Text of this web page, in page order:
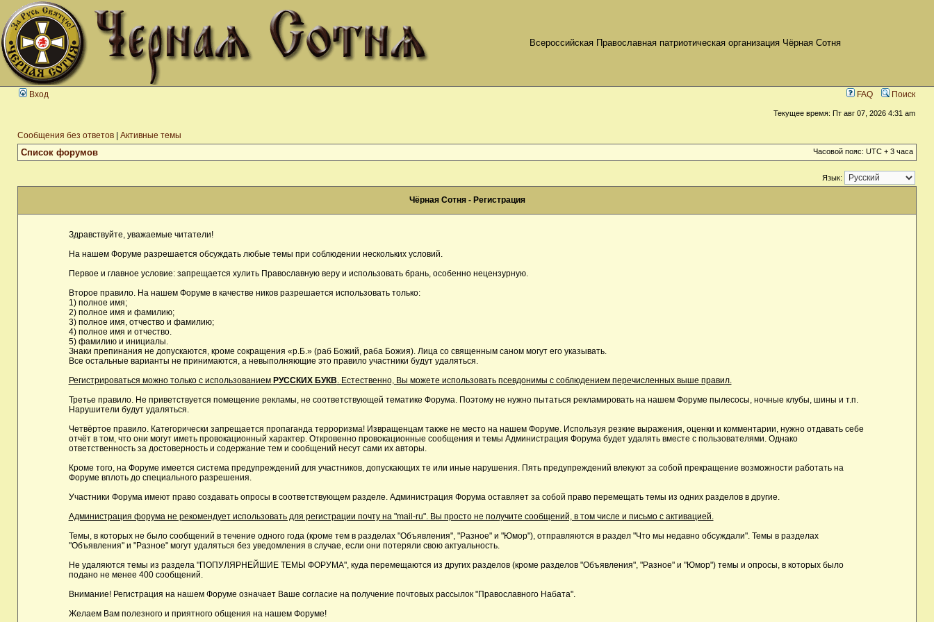
Всероссийская Православная патриотическая организация Чёрная Сотня
Вход FAQ Поиск
Текущее время: Пт авг 07, 2026 4:31 am
Сообщения без ответов Активные темы
Список форумов Часовой пояс: UTC + 3 часа
Язык:
Чёрная Сотня - Регистрация
Здравствуйте, уважаемые читатели!
На нашем Форуме разрешается обсуждать любые темы при соблюдении нескольких условий.
Первое и главное условие: запрещается хулить Православную веру и использовать брань, особенно нецензурную.
Второе правило. На нашем Форуме в качестве ников разрешается использовать только:
1) полное имя;
2) полное имя и фамилию;
3) полное имя, отчество и фамилию;
4) полное имя и отчество.
5) фамилию и инициалы.
Знаки препинания не допускаются, кроме сокращения «р.Б.» (раб Божий, раба Божия). Лица со священным саном могут его указывать.
Все остальные варианты не принимаются, а невыполняющие это правило участники будут удаляться.
Регистрироваться можно только с использованием РУССКИХ БУКВ. Естественно, Вы можете использовать псевдонимы с соблюдением перечисленных выше правил.
Третье правило. Не приветствуется помещение рекламы, не соответствующей тематике Форума. Поэтому не нужно пытаться рекламировать на нашем Форуме пылесосы, ночные клубы, шины и т.п.
Нарушители будут удаляться.
Четвёртое правило. Категорически запрещается пропаганда терроризма! Извращенцам также не место на нашем Форуме. Используя резкие выражения, оценки и комментарии, нужно отдавать себе
отчёт в том, что они могут иметь провокационный характер. Откровенно провокационные сообщения и темы Администрация Форума будет удалять вместе с пользователями. Однако
ответственность за достоверность и содержание тем и сообщений несут сами их авторы.
Кроме того, на Форуме имеется система предупреждений для участников, допускающих те или иные нарушения. Пять предупреждений влекуют за собой прекращение возможности работать на
Форуме вплоть до специального разрешения.
Участники Форума имеют право создавать опросы в соответствующем разделе. Администрация Форума оставляет за собой право перемещать темы из одних разделов в другие.
Администрация форума не рекомендует использовать для регистрации почту на "mail-ru". Вы просто не получите сообщений, в том числе и письмо с активацией.
Темы, в которых не было сообщений в течение одного года (кроме тем в разделах "Объявления", "Разное" и "Юмор"), отправляются в раздел "Что мы недавно обсуждали". Темы в разделах
"Объявления" и "Разное" могут удаляться без уведомления в случае, если они потеряли свою актуальность.
Не удаляются темы из раздела "ПОПУЛЯРНЕЙШИЕ ТЕМЫ ФОРУМА", куда перемещаются из других разделов (кроме разделов "Объявления", "Разное" и "Юмор") темы и опросы, в которых было
подано не менее 400 сообщений.
Внимание! Регистрация на нашем Форуме означает Ваше согласие на получение почтовых рассылок "Православного Набата".
Желаем Вам полезного и приятного общения на нашем Форуме!